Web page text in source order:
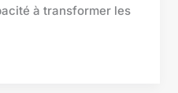
à transformer les